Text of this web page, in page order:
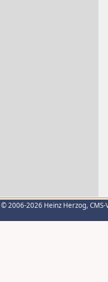
© 2006-2026 Heinz Herzog,